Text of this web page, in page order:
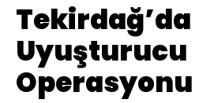
Tekirdağ’da
Uyuşturucu
Operasyonu